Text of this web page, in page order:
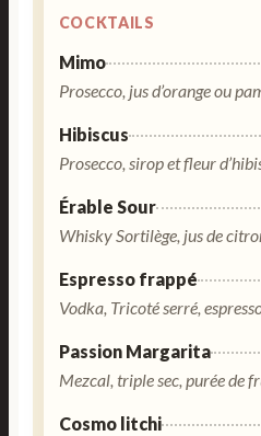
COCKTAILS
Mimo
Prosecco, jus d’orange ou
Hibiscus
Prosecco, sirop et fleur
Érable Sour
Whisky Sortilège, jus de
Espresso frappé
Vodka, Tricoté serré,
Passion Margarita
Mezcal, triple sec, purée de
Cosmo litchi